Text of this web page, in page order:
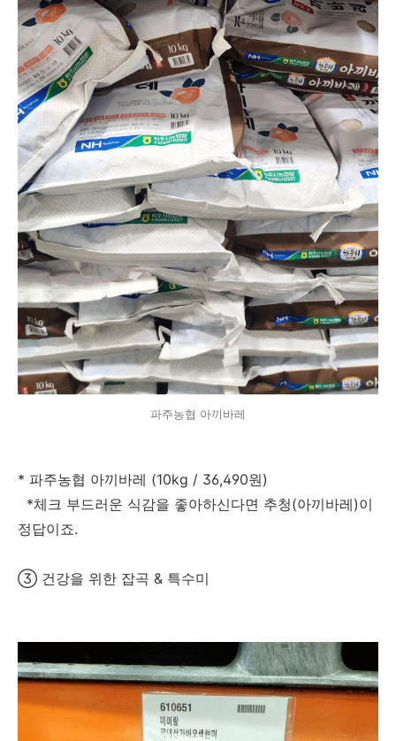
파주농협 아끼바레
* 파주농협 아끼바레 (10kg / 36,490원)
*체크 부드러운 식감을 좋아하신다면 추청(아끼바레)이
정답이죠.
③ 건강을 위한 잡곡 & 특수미